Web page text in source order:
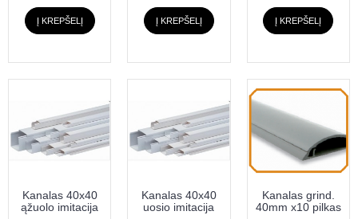
Į KREPŠELĮ Į KREPŠELĮ Į KREPŠELĮ
Kanalas 40x40
ąžuolo imitacija
Kanalas 40x40
uosio imitacija
Kanalas grind.
40mm x10 pilkas